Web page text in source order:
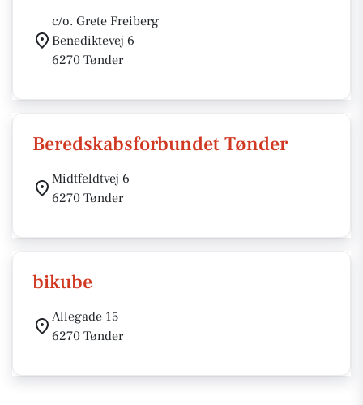
c/o. Grete Freiberg
Benediktevej 6
6270 Tønder
Beredskabsforbundet Tønder
Midtfeldtvej 6
6270 Tønder
bikube
Allegade 15
6270 Tønder